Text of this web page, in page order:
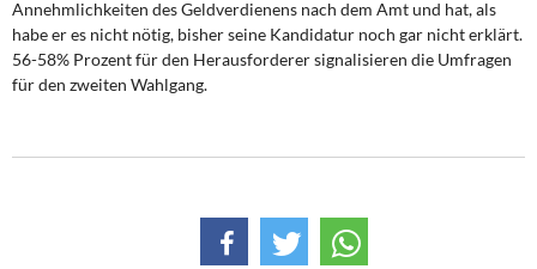
Annehmlichkeiten des Geldverdienens nach dem Amt und hat, als
habe er es nicht nötig, bisher seine Kandidatur noch gar nicht erklärt.
56-58% Prozent für den Herausforderer signalisieren die Umfragen
für den zweiten Wahlgang.